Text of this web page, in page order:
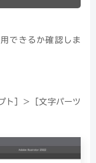
できるか確認しま
ト］＞［文字パーツ